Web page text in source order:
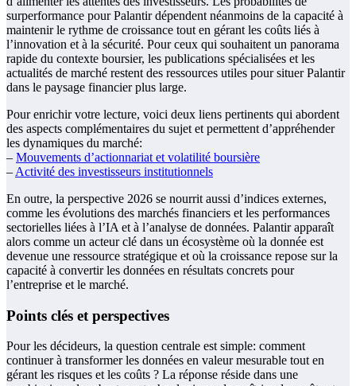
surperformance pour Palantir dépendent néanmoins de la capacité à
maintenir le rythme de croissance tout en gérant les coûts liés à
l’innovation et à la sécurité. Pour ceux qui souhaitent un panorama
rapide du contexte boursier, les publications spécialisées et les
actualités de marché restent des ressources utiles pour situer Palantir
dans le paysage financier plus large.
Pour enrichir votre lecture, voici deux liens pertinents qui abordent
des aspects complémentaires du sujet et permettent d’appréhender
les dynamiques du marché:
– Mouvements d’actionnariat et volatilité boursière
– Activité des investisseurs institutionnels
En outre, la perspective 2026 se nourrit aussi d’indices externes,
comme les évolutions des marchés financiers et les performances
sectorielles liées à l’IA et à l’analyse de données. Palantir apparaît
alors comme un acteur clé dans un écosystème où la donnée est
devenue une ressource stratégique et où la croissance repose sur la
capacité à convertir les données en résultats concrets pour
l’entreprise et le marché.
Points clés et perspectives
Pour les décideurs, la question centrale est simple: comment
continuer à transformer les données en valeur mesurable tout en
gérant les risques et les coûts ? La réponse réside dans une